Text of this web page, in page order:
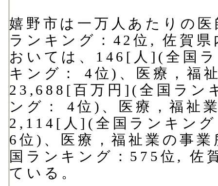
嬉野市は一万人あたりの
ランキング：42位, 佐賀
おいては、146[人](全国
キング： 4位)、医療，福
23,688[百万円](全国ラン
ング： 4位)、医療，福祉
2,114[人](全国ランキン
6位)、医療，福祉業の事
国ランキング：575位, 佐
ている。